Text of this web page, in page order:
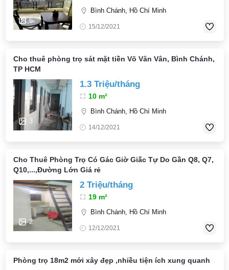
6
Bình Chánh, Hồ Chí Minh
15/12/2021
Cho thuê phòng trọ sát mặt tiền Võ Văn Vân, Bình Chánh,
TP HCM
3
1.3 Triệu/tháng
10 m²
Bình Chánh, Hồ Chí Minh
14/12/2021
Cho Thuê Phòng Trọ Có Gác Giờ Giấc Tự Do Gần Q8, Q7,
Q10,...,Đường Lớn Giá rẻ
2
2 Triệu/tháng
19 m²
Bình Chánh, Hồ Chí Minh
12/12/2021
Phòng trọ 18m2 mới xây đẹp ,nhiều tiện ích xung quanh